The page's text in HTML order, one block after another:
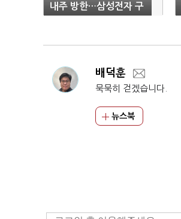
내주 방한…삼성전자 구
성원 대상 강연
배덕훈
묵묵히 걷겠습니다.
뉴스북